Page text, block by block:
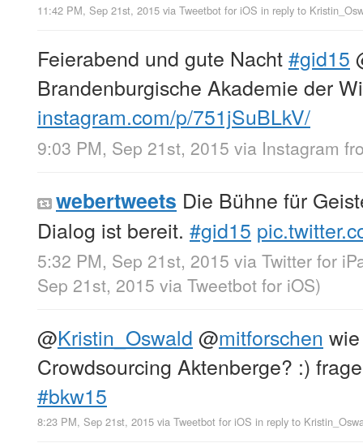
11:42 PM, Sep 21st, 2015 via Tweetbot for iΟS in reply to
Feierabend und gute Nacht#gid15
Brandenburgische Akademie der
instagram.com/p/751jSuBLkV/
9:03 PM, Sep 21st, 2015 via Instagram
webertweets Die Bühne für
Dialog ist bereit. #gid15
5:32 PM, Sep 21st, 2015 via Twitter for
Sep 21st, 2015 via Tweetbot for iΟS)
@Kristin_Oswald @mitforschen
Crowdsourcing Aktenberge? :)
#bkw15
8:23 PM, Sep 21st, 2015 via Tweetbot for iΟS in reply to